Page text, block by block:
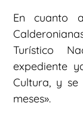
En cuanto
Turístico
expediente
Cultura, y
meses».